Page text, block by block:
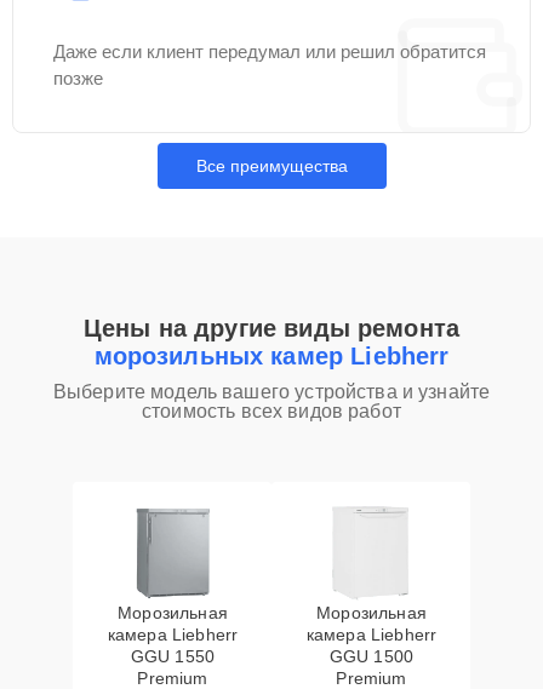
Даже если клиент передумал или решил обратится
позже
Все преимущества
Цены на другие виды ремонта
морозильных камер Liebherr
Выберите модель вашего устройства и узнайте
стоимость всех видов работ
Морозильная
камера Liebherr
GGU 1550
Premium
Морозильная
камера Liebherr
GGU 1500
Premium